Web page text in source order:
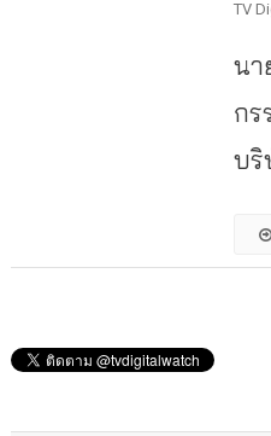
TV
นา
กร
บริ